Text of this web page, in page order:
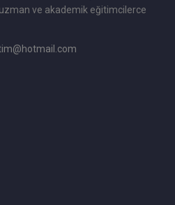
ve akademik eğitimcilerce